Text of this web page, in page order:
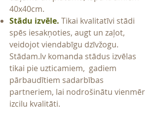
40x40cm.
Stādu izvēle. Tikai kvalitatīvi stādi
spēs iesakņoties, augt un zaļot,
veidojot viendabīgu dzīvžogu.
Stādam.lv komanda stādus izvēlas
tikai pie uzticamiem, gadiem
pārbaudītiem sadarbības
partneriem, lai nodrošinātu vienmēr
izcilu kvalitāti.